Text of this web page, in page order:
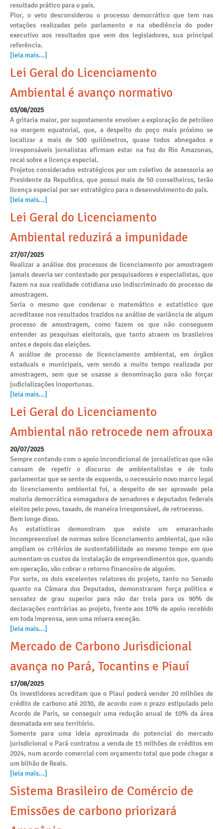
resultado prático para o país.
Pior, o veto desconsiderou o processo democrático que tem nas
votações realizadas pelo parlamento e na obediência do poder
executivo aos resultados que vem dos legisladores, sua principal
referência.
[leia mais...]
Lei Geral do Licenciamento
Ambiental é avanço normativo
03/08/2025
A gritaria maior, por supostamente envolver a exploração de petróleo
na margem equatorial, que, a despeito do poço mais próximo se
localizar a mais de 500 quilômetros, quase todos abnegados e
irresponsáveis jornalistas afirmam estar na foz do Rio Amazonas,
recai sobre a licença especial.
Projetos considerados estratégicos por um coletivo de assessoria ao
Presidente da Republica, que possui mais de 50 conselheiros, terão
licença especial por ser estratégico para o desenvolvimento do país.
[leia mais...]
Lei Geral do Licenciamento
Ambiental reduzirá a impunidade
27/07/2025
Realizar a análise dos processos de licenciamento por amostragem
jamais deveria ser contestado por pesquisadores e especialistas, que
fazem na sua realidade cotidiana uso indiscriminado do processo de
amostragem.
Seria o mesmo que condenar o matemático e estatístico que
acreditasse nos resultados trazidos na análise de variância de algum
processo de amostragem, como fazem os que não conseguem
entender as pesquisas eleitorais, que tanto atraem os brasileiros
antes e depois das eleições.
A análise de processo de licenciamento ambiental, em órgãos
estaduais e municipais, vem sendo a muito tempo realizada por
amostragem, sem que se usasse a denominação para não forçar
judicializações inoportunas.
[leia mais...]
Lei Geral do Licenciamento
Ambiental não retrocede nem afrouxa
20/07/2025
Sempre contando com o apoio incondicional de jornalísticas que não
cansam de repetir o discurso de ambientalistas e de todo
parlamentar que se sente de esquerda, o necessário novo marco legal
do licenciamento ambiental foi, a despeito de ser aprovado pela
maioria democrática esmagadora de senadores e deputados federais
eleitos pelo povo, taxado, de maneira irresponsável, de retrocesso.
Bem longe disso.
As estatísticas demonstram que existe um emaranhado
incompreensível de normas sobre licenciamento ambiental, que não
ampliam os critérios de sustentabilidade ao mesmo tempo em que
aumentam os custos da instalação de empreendimentos que, quando
em operação, vão cobrar o retorno financeiro de alguém.
Por sorte, os dois excelentes relatores do projeto, tanto no Senado
quanto na Câmara dos Deputados, demonstraram força política e
sensatez de grau superior para não dar trela para os 90% de
declarações contrárias ao projeto, frente aos 10% de apoio recebido
em toda imprensa, sem uma mísera exceção.
[leia mais...]
Mercado de Carbono Jurisdicional
avança no Pará, Tocantins e Piauí
17/08/2025
Os investidores acreditam que o Piauí poderá vender 20 milhões de
crédito de carbono até 2030, de acordo com o prazo estipulado pelo
Acordo de Paris, se conseguir uma redução anual de 10% da área
desmatada em seu território.
Somente para uma ideia aproximada do potencial do mercado
jurisdicional o Pará contratou a venda de 15 milhões de créditos em
2024, num acordo comercial com orçamento total que pode chegar a
um bilhão de Reais.
[leia mais...]
Sistema Brasileiro de Comércio de
Emissões de carbono priorizará